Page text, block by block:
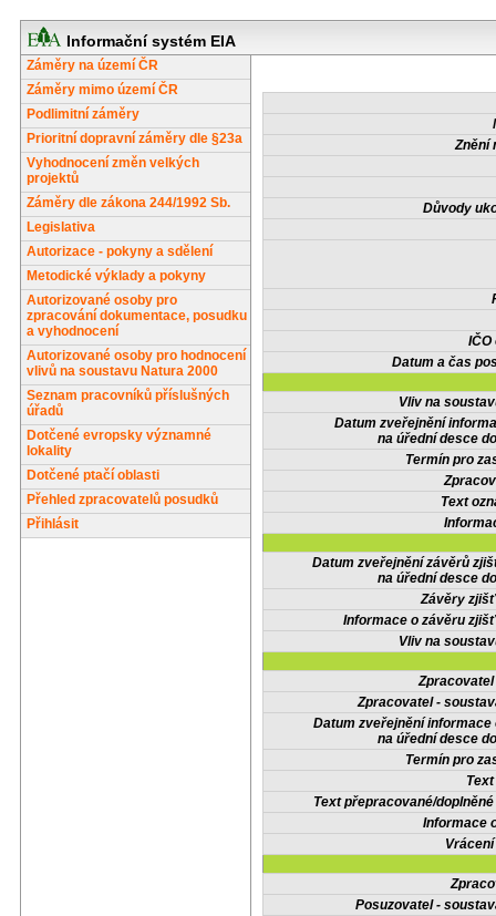
Informační systém EIA
Záměry na území ČR
Záměry mimo území ČR
Podlimitní záměry
Prioritní dopravní záměry dle §23a
Vyhodnocení změn velkých
projektů
Záměry dle zákona 244/1992 Sb.
Legislativa
Autorizace - pokyny a sdělení
Metodické výklady a pokyny
Autorizované osoby pro
zpracování dokumentace, posudku
a vyhodnocení
Autorizované osoby pro hodnocení
vlivů na soustavu Natura 2000
Seznam pracovníků příslušných
úřadů
Dotčené evropsky významné
lokality
Dotčené ptačí oblasti
Přehled zpracovatelů posudků
Přihlásit
Znění
Důvody
IČO
Datum a čas
Vliv na
Datum zveřejnění
na úřední desce
Termín pro
Text
Datum zveřejnění závěrů
na úřední desce
Závěry
Informace o závěru
Vliv na
Zpracovatel -
Datum zveřejnění informace
na úřední desce
Termín pro
Text přepracované/
Informace
Posuzovatel -